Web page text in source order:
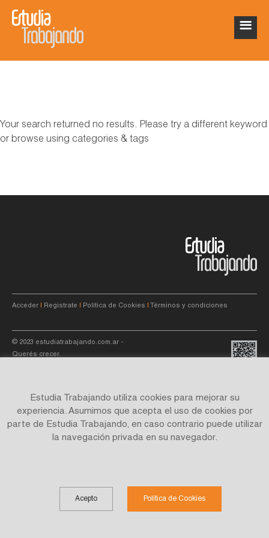
Your search returned no results. Please try a different keyword
or browse using categories & tags
Acceder Registrate Política de Cookies Términos y condiciones
© 2023 estudiatrabajando.com.ar -
Querés crecer.
Site by
Estudia Trabajando utiliza cookies para mejorar su
experiencia. Asumimos que acepta el uso de cookies por
parte de Estudia Trabajando, en caso contrario puede utilizar
la navegación privada en su navegador.
Acepto Política de Cookies